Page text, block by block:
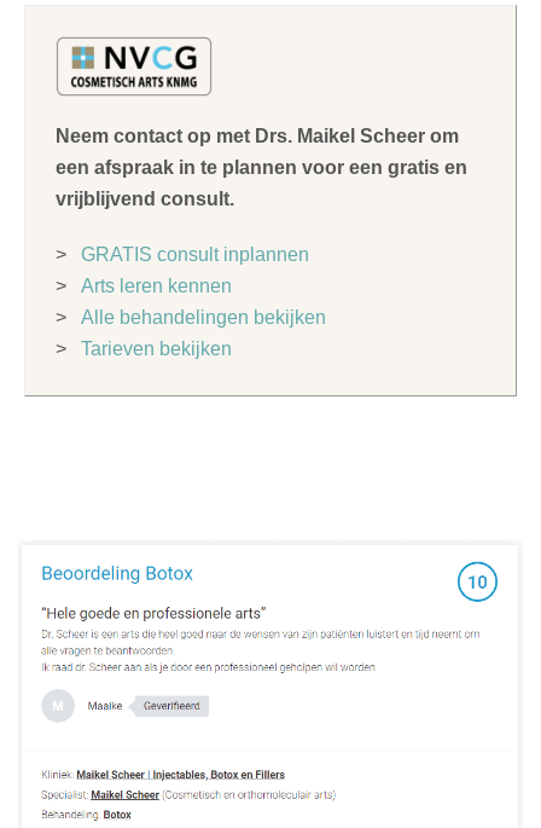
Neem contact op met Drs. Maikel Scheer om
een afspraak in te plannen voor een gratis en
vrijblijvend consult.
> GRATIS consult inplannen
> Arts leren kennen
> Alle behandelingen bekijken
> Tarieven bekijken